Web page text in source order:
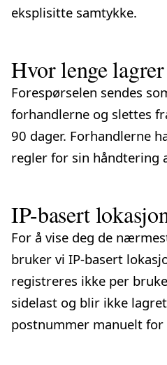
eksplisitte samtykke.
Hvor lenge
Forespørselen sendes
forhandlerne og slettes
90 dager. Forhandlerne
regler for sin håndtering
IP-basert
For å vise deg de
bruker vi IP-basert
registreres ikke per
sidelast og blir ikke
postnummer manuelt